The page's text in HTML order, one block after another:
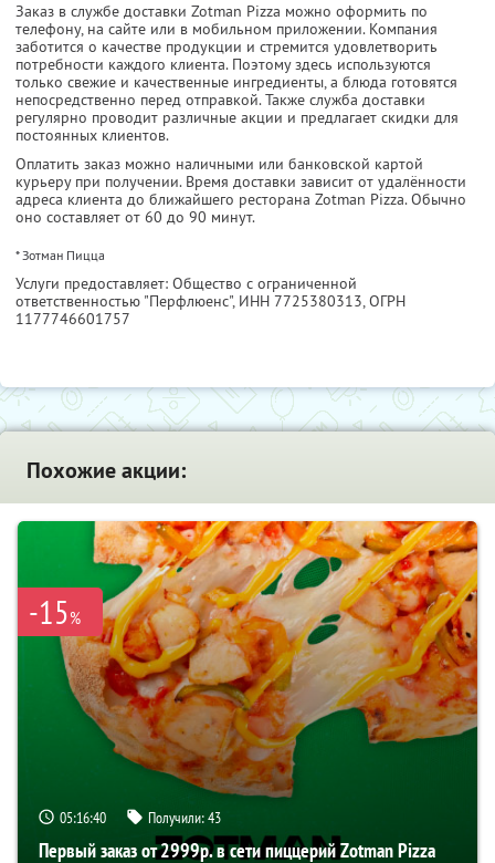
Заказ в службе доставки Zotman Pizza можно оформить по
телефону, на сайте или в мобильном приложении. Компания
заботится о качестве продукции и стремится удовлетворить
потребности каждого клиента. Поэтому здесь используются
только свежие и качественные ингредиенты, а блюда готовятся
непосредственно перед отправкой. Также служба доставки
регулярно проводит различные акции и предлагает скидки для
постоянных клиентов.
Оплатить заказ можно наличными или банковской картой
курьеру при получении. Время доставки зависит от удалённости
адреса клиента до ближайшего ресторана Zotman Pizza. Обычно
оно составляет от 60 до 90 минут.
* Зотман Пицца
Услуги предоставляет: Общество с ограниченной
ответственностью "Перфлюенс", ИНН 7725380313, ОГРН
1177746601757
Похожие акции:
-15%
05:16:39 Получили:43
Первый заказ от 2999р. в сети пиццерий Zotman Pizza